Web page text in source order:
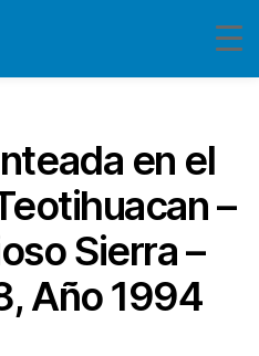
en el
–
Sierra –
Año 1994